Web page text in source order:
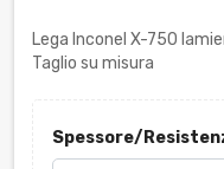
Lega Inconel X-750
Taglio su misura
Spessore/